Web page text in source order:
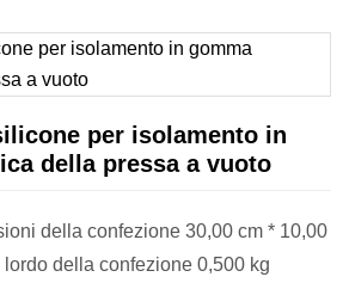
per isolamento in
della pressa a vuoto
della confezione 30,00 cm * 10,00
della confezione 0,500 kg